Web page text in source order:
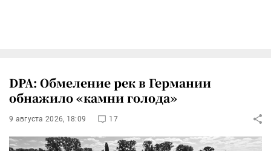
DPA: Обмеление рек в Германии
обнажило «камни голода»
9 августа 2026, 18:09 17